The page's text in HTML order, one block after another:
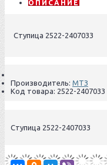
ОПИСАНИЕ
Cтупица 2522-2407033
Производитель: МТЗ
Код товара: 2522-2407033
Cтупица 2522-2407033